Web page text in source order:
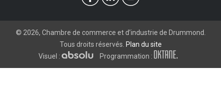
© 2026, Chambre de commerce et d’industrie de Drummond.
Tous droits réservés. Plan du site
Visuel :
Programmation :